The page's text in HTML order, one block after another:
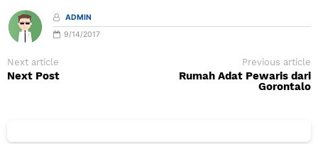
ADMIN
9/14/2017
Next article
Next Post
Previous article
Rumah Adat Pewaris dari
Gorontalo